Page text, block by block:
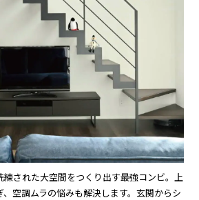
練された大空間をつくり出す最強コンビ。上
空調ムラの悩みも解決します。玄関からシ